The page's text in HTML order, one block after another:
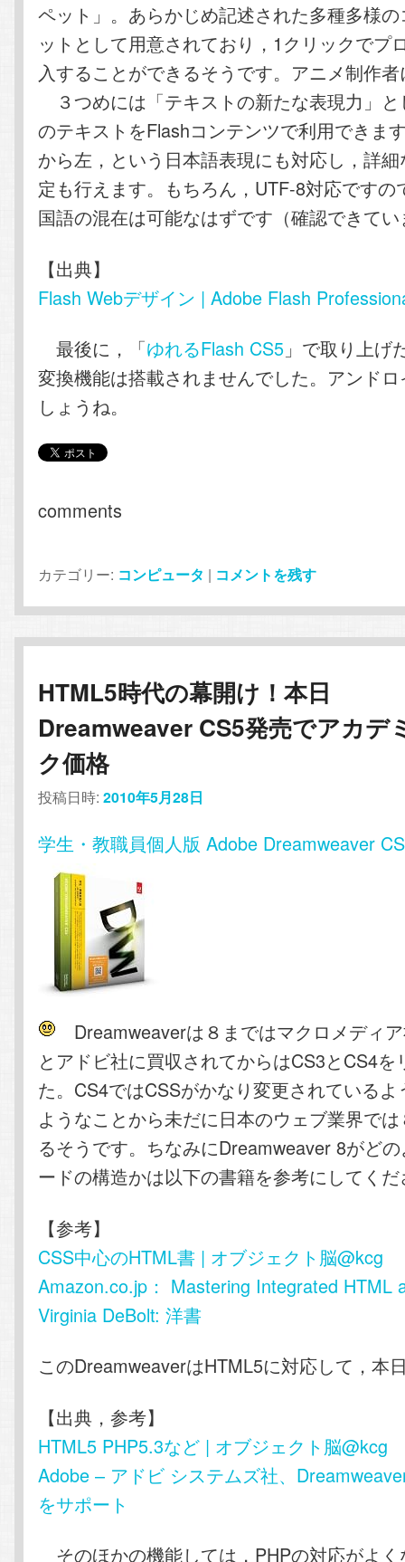
ペット」。あらかじめ記述された多種多様
ットとして用意されており，1クリックでプ
入することができるそうです。アニメ制作
３つめには「テキストの新たな表現力」
のテキストをFlashコンテンツで利用できま
から左，という日本語表現にも対応し，詳
定も行えます。もちろん，UTF-8対応ですの
国語の混在は可能なはずです（確認できて
【出典】
Flash Webデザイン | Adobe Flash
最後に，「ゆれるFlash CS5 」で取り上げ
変換機能は搭載されませんでした。アンド
しょうね。
comments
カテゴリー: コンピュータ | コメントを残す
HTML5時代の幕開け！本日
Dreamweaver CS5発売でアカデ
ク価格
投稿日時:2010年5月28日
学生・教職員個人版 Adobe Dreamweaver
Dreamweaverは８まではマクロメディ
とアドビ社に買収されてからはCS3とCS4を
た。CS4ではCSSがかなり変更されている
ようなことから未だに日本のウェブ業界で
るそうです。ちなみにDreamweaver 8がど
ードの構造かは以下の書籍を参考にしてく
【参考】
CSS中心のHTML書 | オブジェクト脳@kcg
Amazon.co.jp： Mastering Integrated HTML
Virginia DeBolt: 洋書
このDreamweaverはHTML5に対応して，本
【出典，参考】
HTML5 PHP5.3など | オブジェクト脳@kcg
Adobe – アドビ システムズ社、
をサポート
そのほかの機能しては，PHPの対応がよ